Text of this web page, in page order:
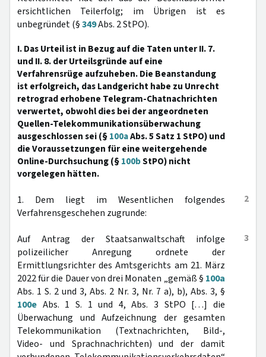
ersichtlichen Teilerfolg; im Übrigen ist es
unbegründet (§349Abs. 2 StPO).
I. Das Urteil ist in Bezug auf die Taten unter II. 7.
und II. 8. der Urteilsgründe auf eine
Verfahrensrüge aufzuheben. Die Beanstandung
ist erfolgreich, das Landgericht habe zu Unrecht
retrograd erhobene Telegram-Chatnachrichten
verwertet, obwohl dies bei der angeordneten
Quellen-Telekommunikationsüberwachung
ausgeschlossen sei (§100aAbs. 5 Satz 1 StPO) und
die Voraussetzungen für eine weitergehende
Online-Durchsuchung (§100bStPO) nicht
vorgelegen hätten.
2
1. Dem liegt im Wesentlichen folgendes
Verfahrensgeschehen zugrunde:
3
Auf Antrag der Staatsanwaltschaft infolge
polizeilicher Anregung ordnete der
Ermittlungsrichter des Amtsgerichts am 21. März
2022 für die Dauer von drei Monaten „gemäß § 100a
Abs. 1 S. 2 und 3, Abs. 2 Nr. 3, Nr. 7 a), b), Abs. 3, §
100e Abs. 1 S. 1 und 4, Abs. 3 StPO […] die
Überwachung und Aufzeichnung der gesamten
Telekommunikation (Textnachrichten, Bild-,
Video- und Sprachnachrichten) und der damit